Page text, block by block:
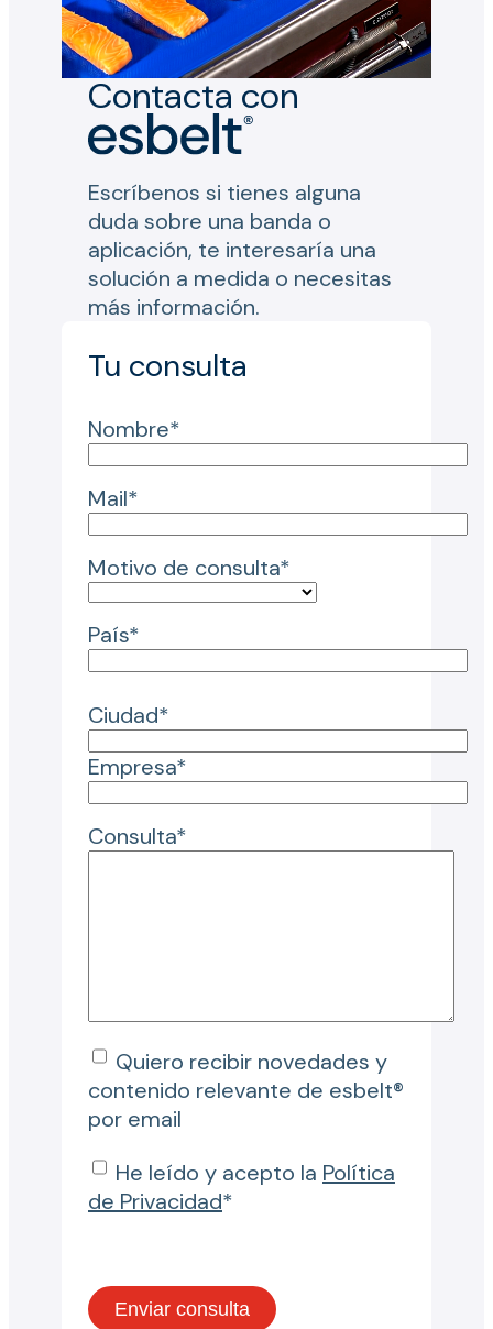
Contacta con
Escríbenos si tienes alguna
duda sobre una banda o
aplicación, te interesaría una
solución a medida o necesitas
más información.
Tu consulta
Nombre*
Mail*
Motivo de consulta*
País*
Ciudad*
Empresa*
Consulta*
Quiero recibir novedades y
contenido relevante de esbelt®
por email
He leído y acepto la Política
de Privacidad*